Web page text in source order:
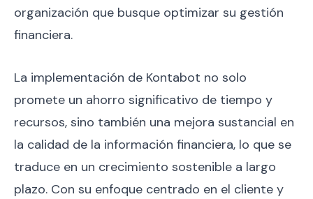
organización que busque optimizar su gestión
financiera.
La implementación de Kontabot no solo
promete un ahorro significativo de tiempo y
recursos, sino también una mejora sustancial en
la calidad de la información financiera, lo que se
traduce en un crecimiento sostenible a largo
plazo. Con su enfoque centrado en el cliente y